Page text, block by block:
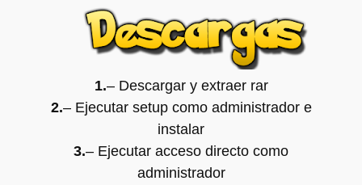
1.– Descargar y extraer rar
2.– Ejecutar setup como administrador e
instalar
3.– Ejecutar acceso directo como
administrador